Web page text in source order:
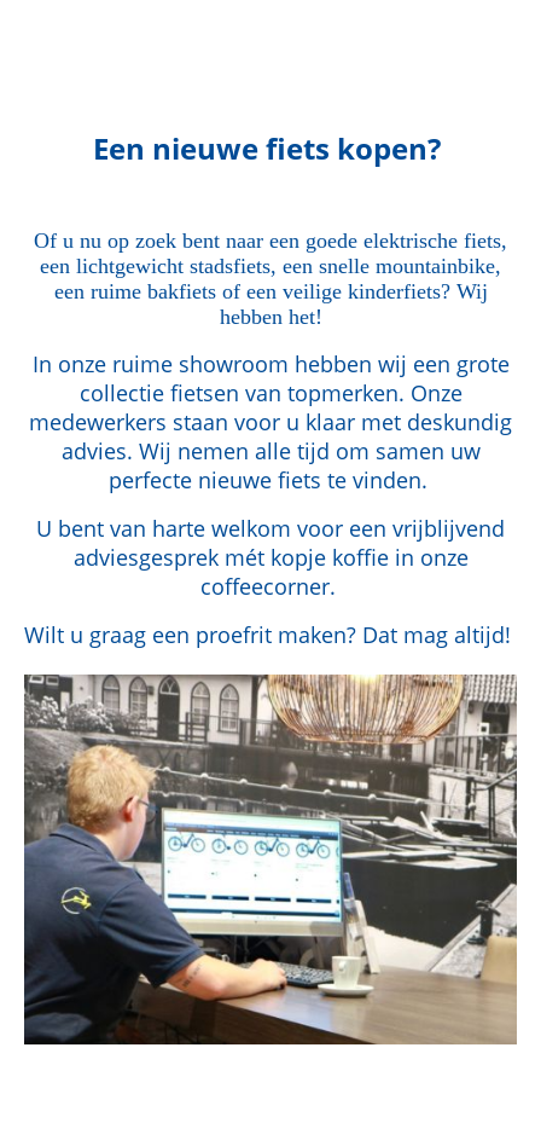
Een nieuwe fiets kopen?
Of u nu op zoek bent naar een goede elektrische fiets,
een lichtgewicht stadsfiets, een snelle mountainbike,
een ruime bakfiets of een veilige kinderfiets? Wij
hebben het!
In onze ruime showroom hebben wij een grote
collectie fietsen van topmerken. Onze
medewerkers staan voor u klaar met deskundig
advies. Wij nemen alle tijd om samen uw
perfecte nieuwe fiets te vinden.
U bent van harte welkom voor een vrijblijvend
adviesgesprek mét kopje koffie in onze
coffeecorner.
Wilt u graag een proefrit maken? Dat mag altijd!